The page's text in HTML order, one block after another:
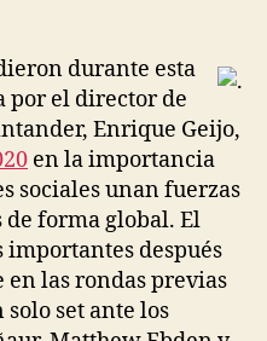
durante esta
por el director de
Enrique Geijo,
en la importancia
sociales unan fuerzas
de forma global. El
importantes después
en las rondas previas
set ante los